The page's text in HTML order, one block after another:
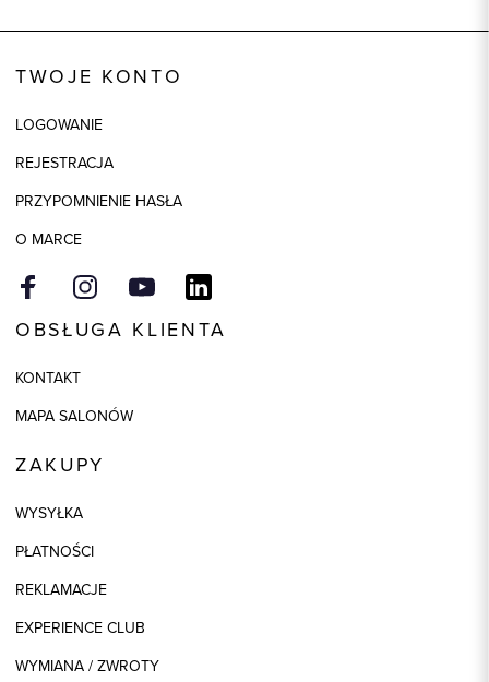
TWOJE KONTO
LOGOWANIE
REJESTRACJA
PRZYPOMNIENIE HASŁA
O MARCE
OBSŁUGA KLIENTA
KONTAKT
MAPA SALONÓW
ZAKUPY
WYSYŁKA
PŁATNOŚCI
REKLAMACJE
EXPERIENCE CLUB
WYMIANA / ZWROTY